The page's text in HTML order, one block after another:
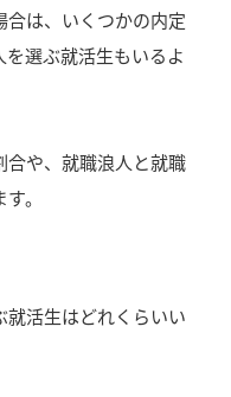
合は、いくつかの内定
選ぶ就活生もいるよ
合や、就職浪人と就職
。
就活生はどれくらいい